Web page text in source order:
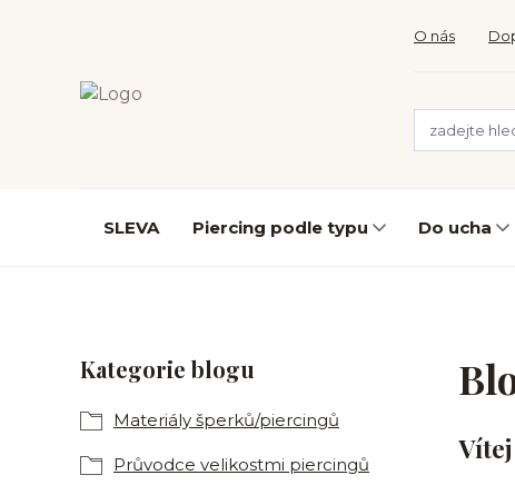
O nás
SLEVA Piercing podle typu Do ucha
Kategorie blogu
Materiály šperků/piercingů
Průvodce velikostmi piercingů